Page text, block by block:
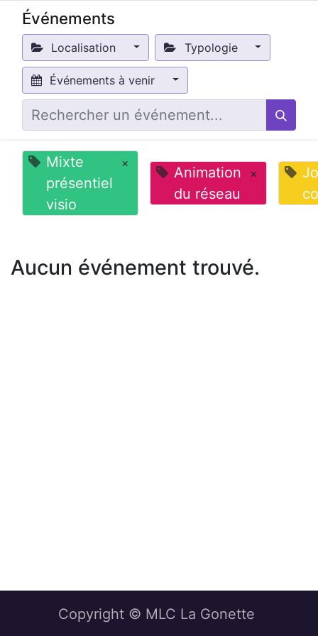
Événements
Localisation Typologie
Événements à venir
Mixte
présentiel
visio
×
Animation
du réseau
×
Aucun événement trouvé.
Copyright © MLC La Gonette